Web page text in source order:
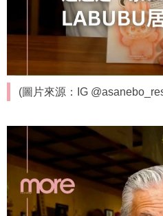
(圖片來源：IG